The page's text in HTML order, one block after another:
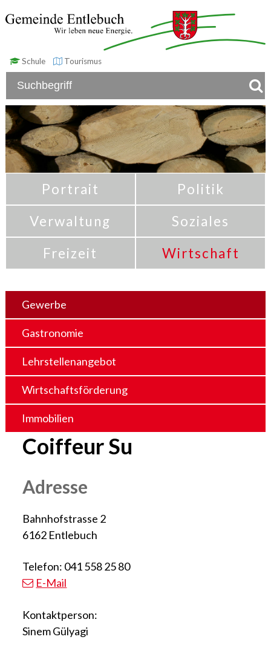
Schule Tourismus
Portrait
Politik
Verwaltung
Soziales
Freizeit
Wirtschaft
Gewerbe
Gastronomie
Lehrstellenangebot
Wirtschaftsförderung
Immobilien
Coiffeur Su
Adresse
Bahnhofstrasse 2
6162 Entlebuch
Telefon: 041 558 25 80
E-Mail
Kontaktperson:
Sinem Gülyagi